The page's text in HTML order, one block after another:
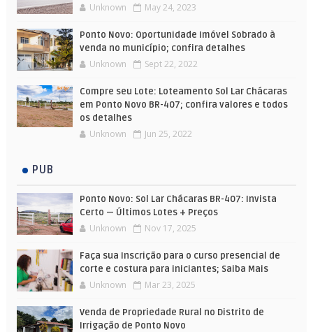
Unknown May 24, 2023
Ponto Novo: Oportunidade Imóvel Sobrado à
venda no município; confira detalhes
Unknown Sept 22, 2022
Compre seu Lote: Loteamento Sol Lar Chácaras
em Ponto Novo BR-407; confira valores e todos
os detalhes
Unknown Jun 25, 2022
PUB
Ponto Novo: Sol Lar Chácaras BR-407: Invista
Certo — Últimos Lotes + Preços
Unknown Nov 17, 2025
Faça sua Inscrição para o curso presencial de
corte e costura para iniciantes; Saiba Mais
Unknown Mar 23, 2025
Venda de Propriedade Rural no Distrito de
Irrigação de Ponto Novo